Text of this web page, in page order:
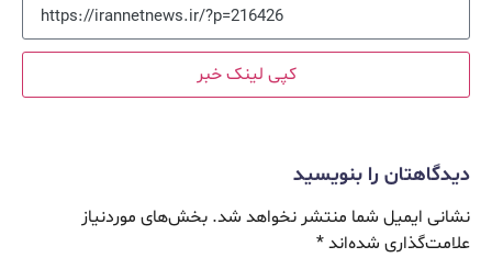
کپی لینک خبر
دیدگاهتان را بنویسید
نشانی ایمیل شما منتشر نخواهد شد. بخش‌های موردنیاز
علامت‌گذاری شده‌اند*